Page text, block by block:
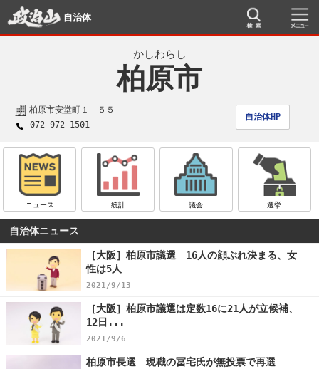
自治体
かしわらし
柏原市
柏原市安堂町１－５５
自治体HP
072-972-1501
ニュース 統計 議会 選挙
自治体ニュース
［大阪］柏原市議選 16人の顔ぶれ決まる、女
性は5人
2021/9/13
［大阪］柏原市議選は定数16に21人が立候補、
12日...
2021/9/6
柏原市長選 現職の冨宅氏が無投票で再選